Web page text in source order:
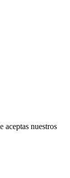
aceptas nuestros